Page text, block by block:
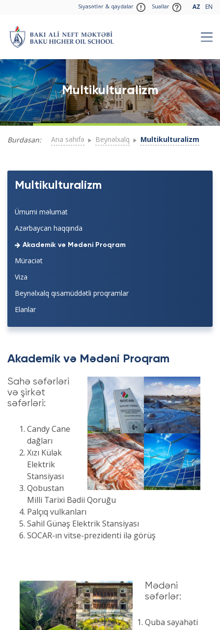
Siyasətlər & qaydalar Suallar AZ EN
Multikulturalizm
Burdasan: Ana səhifə Beynəlxalq Multikulturalizm
Multikulturalizm
Ümumi məlumat
Azərbaycan haqqında
Akademik və Mədəni Proqram
Müraciət
Viza
Beynəlxalq qısamüddətli proqramlar
Elanlar
Akademik və Mədəni Proqram
Sahə səfərləri
və şirkət
səfərləri:
Candy Cane
dağları
Xızı Külək
Elektrik
Stansiyası
Qobustan
Milli Tarixi Bədii Qoruğu
Palçıq vulkanları
Sahil Günəş Elektrik Stansiyası
SOCAR-ın vitse-prezidenti ilə görüş
Mədəni
səfərlər:
Quba səyahəti